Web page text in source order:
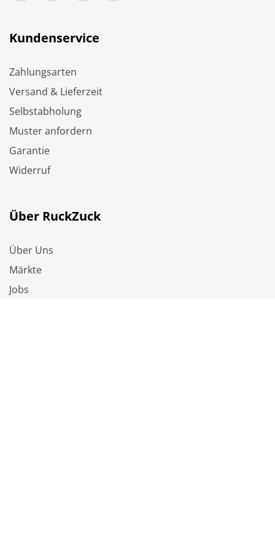
Kundenservice
Zahlungsarten
Versand & Lieferzeit
Selbstabholung
Muster anfordern
Garantie
Widerruf
Über RuckZuck
Über Uns
Märkte
Jobs